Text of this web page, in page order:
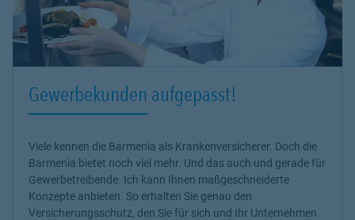
Gewerbekunden aufgepasst!
Viele kennen die Barmenia als Krankenversicherer. Doch die
Barmenia bietet noch viel mehr. Und das auch und gerade für
Gewerbetreibende. Ich kann Ihnen maßgeschneiderte
Konzepte anbieten. So erhalten Sie genau den
Versicherungsschutz, den Sie für sich und Ihr Unternehmen